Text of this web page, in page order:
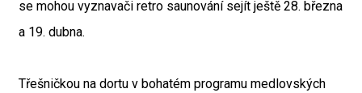
se mohou vyznavači retro saunování sejít ještě 28. března
a 19. dubna.
Třešničkou na dortu v bohatém programu medlovských